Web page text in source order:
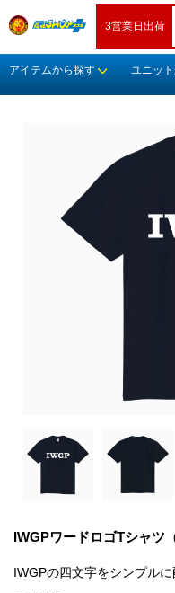
3営業日出荷
アイテムから探す ユニッ
IWGPワードロゴTシャツ
IWGPの四文字をシンプルに